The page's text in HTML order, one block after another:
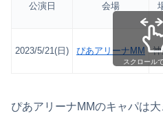
公演日 会場
2023/5/21(日) ぴあアリーナMM 神
スクロール
ぴあアリーナMMのキャパは